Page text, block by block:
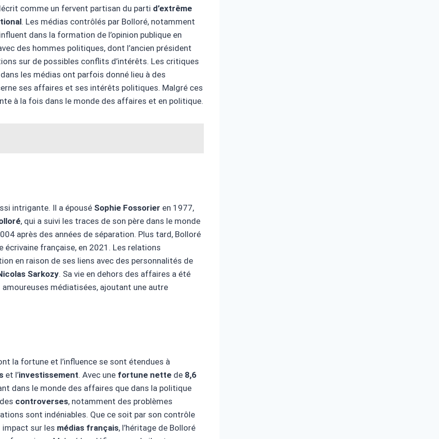
comme un fervent partisan du parti d’extrême
. Les médias contrôlés par Bolloré, notamment
dans la formation de l’opinion publique en
des hommes politiques, dont l’ancien président
sur de possibles conflits d’intérêts. Les critiques
les médias ont parfois donné lieu à des
ses affaires et ses intérêts politiques. Malgré ces
à la fois dans le monde des affaires et en politique.
intrigante. Il a épousé Sophie Fossorier en 1977,
, qui a suivi les traces de son père dans le monde
après des années de séparation. Plus tard, Bolloré
écrivaine française, en 2021. Les relations
en raison de ses liens avec des personnalités de
Sarkozy. Sa vie en dehors des affaires a été
médiatisées, ajoutant une autre
la fortune et l’influence se sont étendues à
et l’investissement. Avec une fortune nette de 8,6
dans le monde des affaires que dans la politique
controverses, notamment des problèmes
sont indéniables. Que ce soit par son contrôle
sur les médias français, l’héritage de Bolloré